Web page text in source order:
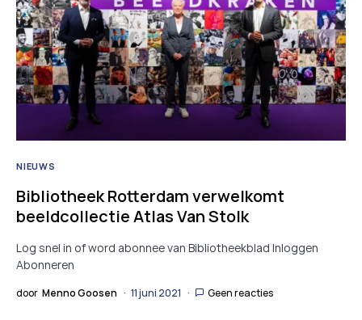
NIEUWS
Bibliotheek Rotterdam verwelkomt
beeldcollectie Atlas Van Stolk
Log snel in of word abonnee van Bibliotheekblad Inloggen
Abonneren
door Menno Goosen 11 juni 2021 Geen reacties